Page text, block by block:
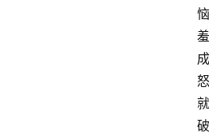
恼
羞
成
怒
就
破